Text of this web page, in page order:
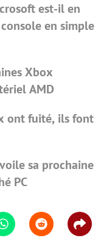
est-il en
en simple
Xbox
AMD
ont fuité, ils font
sa prochaine
PC
WhatsappReddit